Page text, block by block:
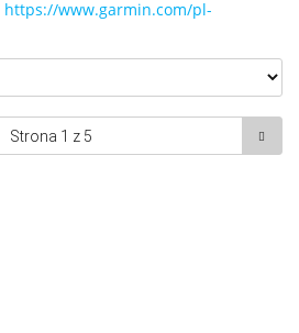
https://www.garmin.com/pl-